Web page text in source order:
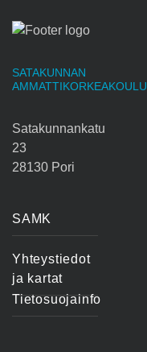
SATAKUNNAN
AMMATTIKORKEAKOULU
Satakunnankatu
23
28130 Pori
SAMK
Yhteystiedot
ja kartat
Tietosuojainfo